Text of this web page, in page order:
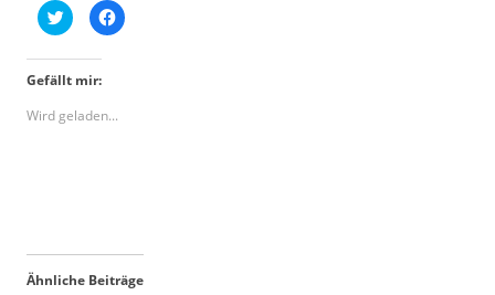
K
l
,
m
ü
r
u
K
l
k
u
Gefällt mir:
Wird geladen...
Ähnliche Beiträge